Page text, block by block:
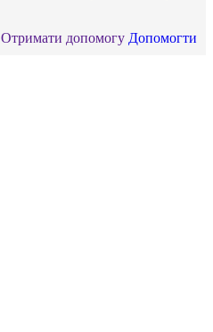
Отримати допомогу Допомогти